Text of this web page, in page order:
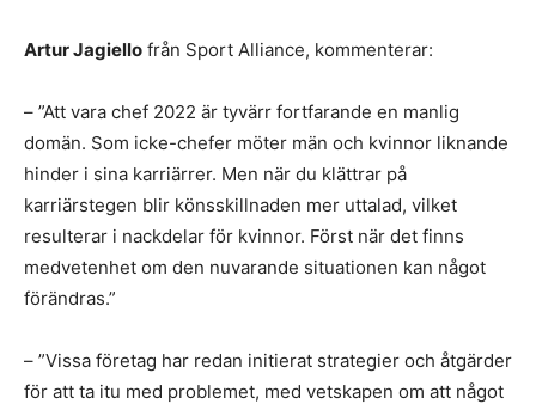
Artur Jagiello från Sport Alliance, kommenterar:
– ”Att vara chef 2022 är tyvärr fortfarande en manlig
domän. Som icke-chefer möter män och kvinnor liknande
hinder i sina karriärrer. Men när du klättrar på
karriärstegen blir könsskillnaden mer uttalad, vilket
resulterar i nackdelar för kvinnor. Först när det finns
medvetenhet om den nuvarande situationen kan något
förändras.”
– ”Vissa företag har redan initierat strategier och åtgärder
för att ta itu med problemet, med vetskapen om att något